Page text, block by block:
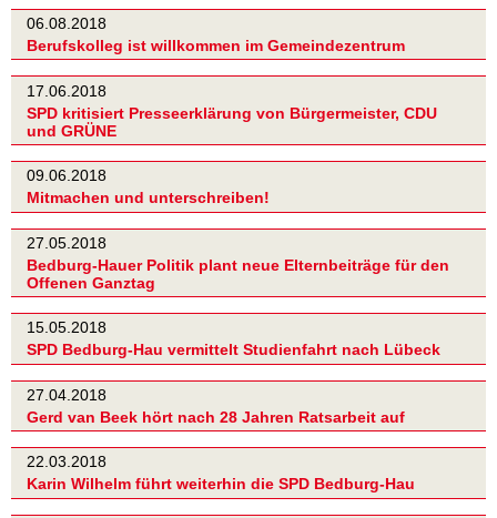
06.08.2018
Berufskolleg ist willkommen im Gemeindezentrum
17.06.2018
SPD kritisiert Presseerklärung von Bürgermeister, CDU
und GRÜNE
09.06.2018
Mitmachen und unterschreiben!
27.05.2018
Bedburg-Hauer Politik plant neue Elternbeiträge für den
Offenen Ganztag
15.05.2018
SPD Bedburg-Hau vermittelt Studienfahrt nach Lübeck
27.04.2018
Gerd van Beek hört nach 28 Jahren Ratsarbeit auf
22.03.2018
Karin Wilhelm führt weiterhin die SPD Bedburg-Hau